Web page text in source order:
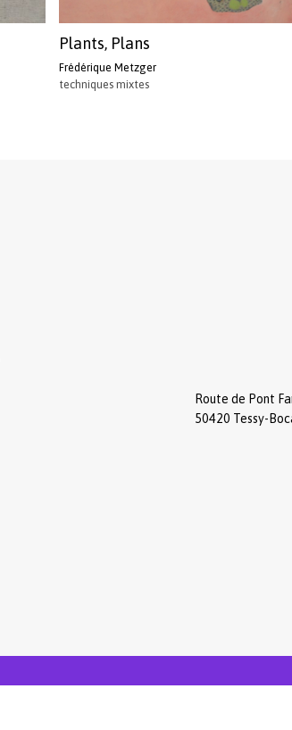
Plants, Plans
Frédérique Metzger
techniques mixtes
Route de Pont
50420 Tessy-